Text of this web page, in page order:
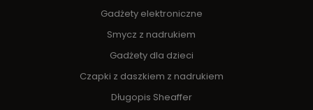
Gadżety elektroniczne
Smycz z nadrukiem
Gadżety dla dzieci
Czapki z daszkiem z nadrukiem
Długopis Sheaffer